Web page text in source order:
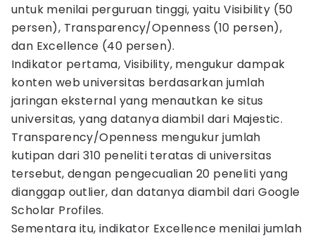
untuk menilai perguruan tinggi, yaitu Visibility (50
persen), Transparency/Openness (10 persen),
dan Excellence (40 persen).
Indikator pertama, Visibility, mengukur dampak
konten web universitas berdasarkan jumlah
jaringan eksternal yang menautkan ke situs
universitas, yang datanya diambil dari Majestic.
Transparency/Openness mengukur jumlah
kutipan dari 310 peneliti teratas di universitas
tersebut, dengan pengecualian 20 peneliti yang
dianggap outlier, dan datanya diambil dari Google
Scholar Profiles.
Sementara itu, indikator Excellence menilai jumlah